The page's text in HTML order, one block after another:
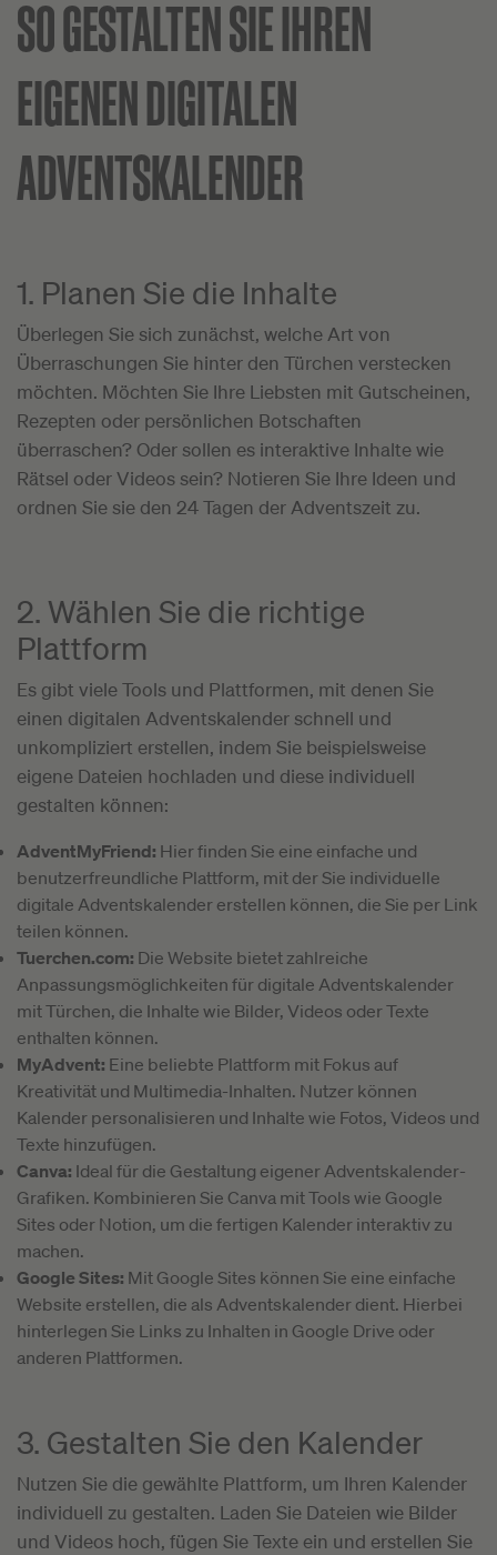
SO GESTALTEN SIE IHREN
EIGENEN DIGITALEN
ADVENTSKALENDER
1. Planen Sie die Inhalte
Überlegen Sie sich zunächst, welche Art von
Überraschungen Sie hinter den Türchen verstecken
möchten. Möchten Sie Ihre Liebsten mit Gutscheinen,
Rezepten oder persönlichen Botschaften
überraschen? Oder sollen es interaktive Inhalte wie
Rätsel oder Videos sein? Notieren Sie Ihre Ideen und
ordnen Sie sie den 24 Tagen der Adventszeit zu.
2. Wählen Sie die richtige
Plattform
Es gibt viele Tools und Plattformen, mit denen Sie
einen digitalen Adventskalender schnell und
unkompliziert erstellen, indem Sie beispielsweise
eigene Dateien hochladen und diese individuell
gestalten können:
AdventMyFriend: Hier finden Sie eine einfache und
benutzerfreundliche Plattform, mit der Sie individuelle
digitale Adventskalender erstellen können, die Sie per Link
teilen können.
Tuerchen.com: Die Website bietet zahlreiche
Anpassungsmöglichkeiten für digitale Adventskalender
mit Türchen, die Inhalte wie Bilder, Videos oder Texte
enthalten können.
MyAdvent: Eine beliebte Plattform mit Fokus auf
Kreativität und Multimedia-Inhalten. Nutzer können
Kalender personalisieren und Inhalte wie Fotos, Videos und
Texte hinzufügen.
Canva: Ideal für die Gestaltung eigener Adventskalender-
Grafiken. Kombinieren Sie Canva mit Tools wie Google
Sites oder Notion, um die fertigen Kalender interaktiv zu
machen.
Google Sites: Mit Google Sites können Sie eine einfache
Website erstellen, die als Adventskalender dient. Hierbei
hinterlegen Sie Links zu Inhalten in Google Drive oder
anderen Plattformen.
3. Gestalten Sie den Kalender
Nutzen Sie die gewählte Plattform, um Ihren Kalender
individuell zu gestalten. Laden Sie Dateien wie Bilder
und Videos hoch, fügen Sie Texte ein und erstellen Sie